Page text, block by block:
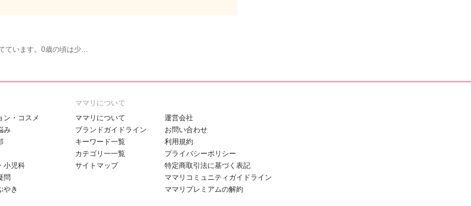
ています。0歳の頃は少…
ン・コスメ
み
小児科
問
やき
ママリについて
ママリについて
ブランドガイドライン
キーワード一覧
カテゴリ一一覧
サイトマップ
運営会社
お問い合わせ
利用規約
プライバシーポリシー
特定商取引法に基づく表記
ママリコミュニティガイドライン
ママリプレミアムの解約